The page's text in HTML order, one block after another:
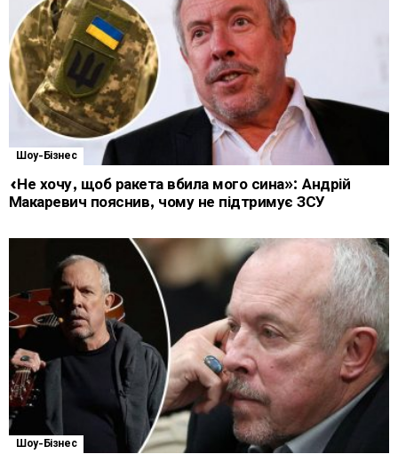
Шоу-Бізнес
«Не хочу, щоб ракета вбила мого сина»: Андрій
Макаревич пояснив, чому не підтримує ЗСУ
Шоу-Бізнес